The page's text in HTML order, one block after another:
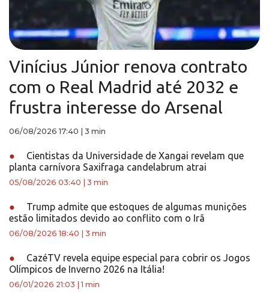
Vinícius Júnior renova contrato
com o Real Madrid até 2032 e
frustra interesse do Arsenal
06/08/2026 17:40 3 min
●
Cientistas da Universidade de Xangai revelam que
planta carnívora Saxifraga candelabrum atrai
05/08/2026 03:40 3 min
●
Trump admite que estoques de algumas munições
estão limitados devido ao conflito com o Irã
06/08/2026 18:40 3 min
●
CazéTV revela equipe especial para cobrir os Jogos
Olímpicos de Inverno 2026 na Itália!
06/01/2026 21:03 |1 min